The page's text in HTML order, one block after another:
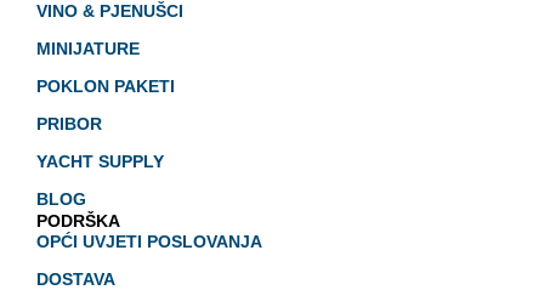
VINO & PJENUŠCI
MINIJATURE
POKLON PAKETI
PRIBOR
YACHT SUPPLY
BLOG
PODRŠKA
OPĆI UVJETI POSLOVANJA
DOSTAVA